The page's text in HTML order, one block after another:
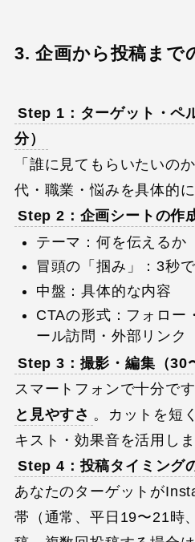
3. 企画から投稿まで
Step 1：ターゲット・ペ
分）
「誰に見てもらいたいの
代・職業・悩みを具体的に
Step 2：企画シートの作
テーマ：何を伝えるか
冒頭の「掴み」：3秒
中盤：具体的な内容
CTAの形式：フォロー
ール訪問・外部リンク
Step 3：撮影・編集（30
スマートフォンで十分で
と見やすさ 。カットを短
キスト・効果音を活用しま
Step 4：投稿タイミング
あなたのターゲットが
帯（通常、平日19〜21時